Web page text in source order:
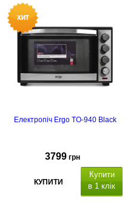
Електропіч Ergo TO-940 Black
3799 грн
КУПИТИ
Купити
в 1 клік